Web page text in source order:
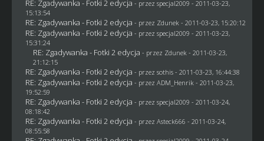
RE: Zgadywanka - Fotki 2 edycja - przez specjal2009 - 2011-03-23,
15:13:54
RE: Zgadywanka - Fotki 2 edycja - przez Zdunek - 2011-03-23, 15:20:12
RE: Zgadywanka - Fotki 2 edycja - przez specjal2009 - 2011-03-23,
15:31:24
RE: Zgadywanka - Fotki 2 edycja - przez Zdunek - 2011-03-23,
21:12:15
RE: Zgadywanka - Fotki 2 edycja - przez sothis- 2011-03-23, 16:44:38
RE: Zgadywanka - Fotki 2 edycja - przez ADM_Henrik - 2011-03-23,
19:52:59
RE: Zgadywanka - Fotki 2 edycja - przez specjal2009 - 2011-03-24,
08:18:42
RE: Zgadywanka - Fotki 2 edycja - przez Asteck666 - 2011-03-24,
08:55:58